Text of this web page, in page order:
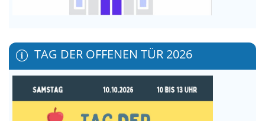
TAG DER OFFENEN TÜR 2026